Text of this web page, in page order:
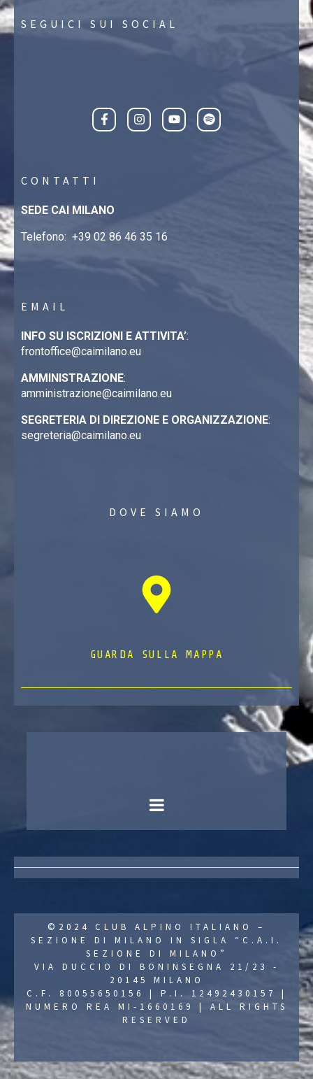
SEGUICI SUI SOCIAL
CONTATTI
SEDE CAI MILANO
Telefono: +39 02 86 46 35 16
EMAIL
INFO SU ISCRIZIONI E ATTIVITA’:
frontoffice@caimilano.eu
AMMINISTRAZIONE:
amministrazione@caimilano.eu
SEGRETERIA DI DIREZIONE E ORGANIZZAZIONE:
segreteria@caimilano.eu
DOVE SIAMO
GUARDA SULLA MAPPA
©2024 CLUB ALPINO ITALIANO –
SEZIONE DI MILANO IN SIGLA “C.A.I.
SEZIONE DI MILANO”
VIA DUCCIO DI BONINSEGNA 21/23 -
20145 MILANO
C.F. 80055650156 | P.I. 12492430157 |
NUMERO REA MI-1660169 | ALL RIGHTS
RESERVED